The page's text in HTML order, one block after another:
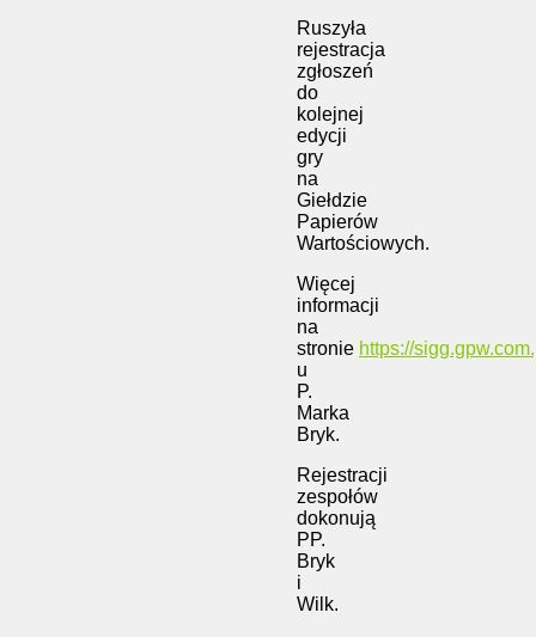
Ruszyła
rejestracja
zgłoszeń
do
kolejnej
edycji
gry
na
Giełdzie
Papierów
Wartościowych.
Więcej
informacji
na
stronie https://
u
P.
Marka
Bryk.
Rejestracji
zespołów
dokonują
PP.
Bryk
i
Wilk.